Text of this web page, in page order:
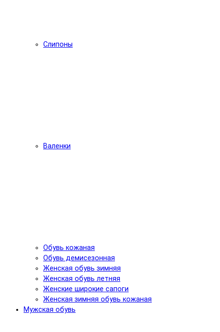
Слипоны
Валенки
Обувь кожаная
Обувь демисезонная
Женская обувь зимняя
Женская обувь летняя
Женские широкие сапоги
Женская зимняя обувь кожаная
Мужская обувь